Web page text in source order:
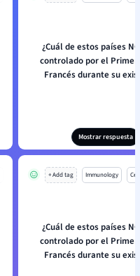
¿Cuál de estos países
controlado por el
Francés durante su
Mostrar respuesta
+ Add tag Immunology
¿Cuál de estos países
controlado por el
Francés durante su